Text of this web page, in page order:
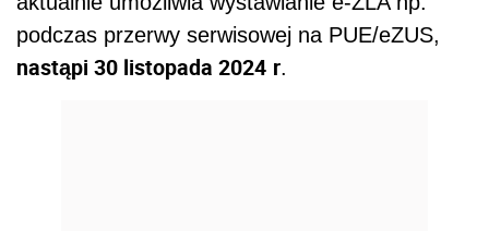
podczas przerwy serwisowej na PUE/eZUS,
nastąpi 30 listopada 2024 r.